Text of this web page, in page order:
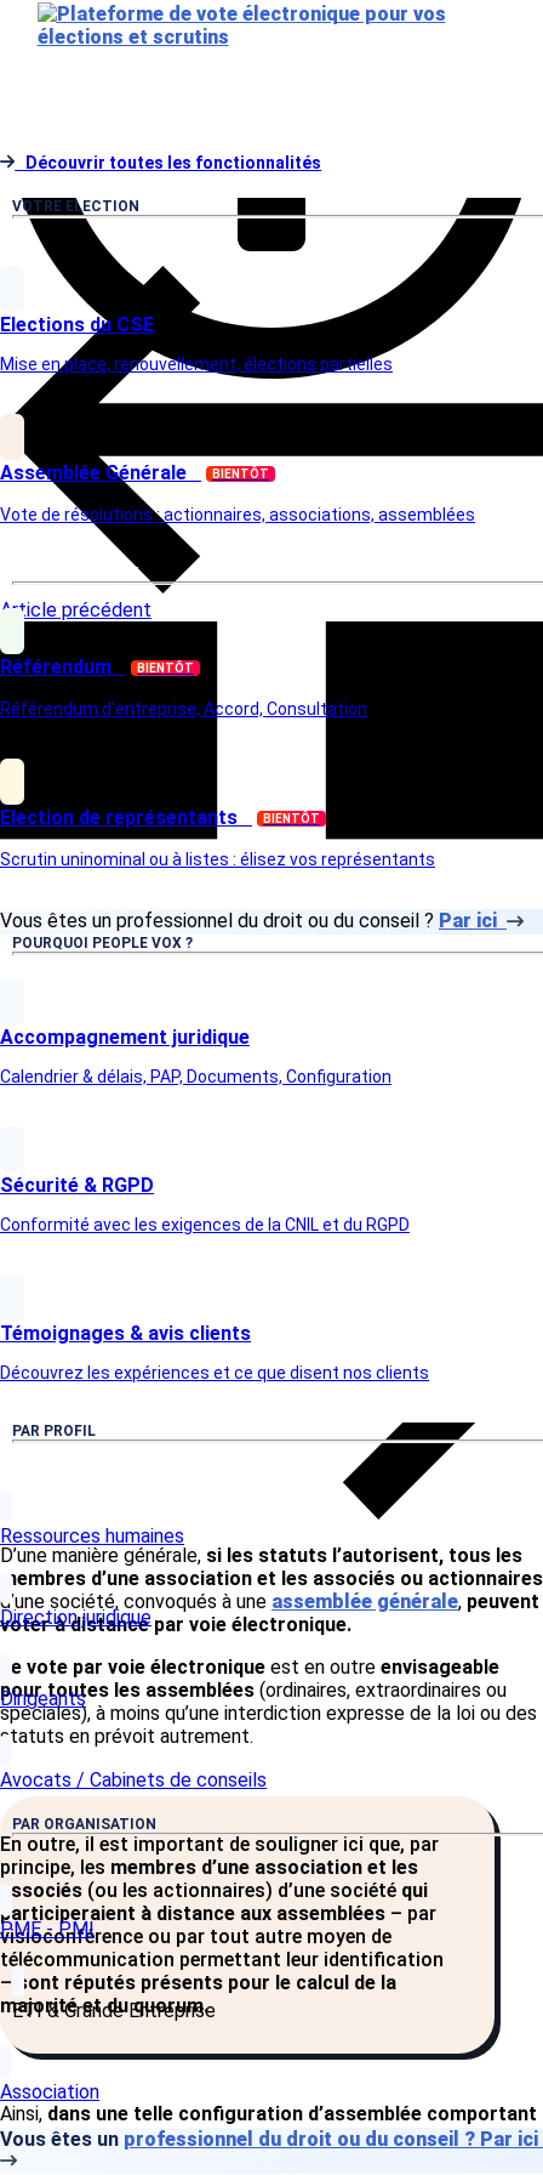
Découvrir toutes les fonctionnalités
VOTRE ELECTION
Elections du CSE
Mise en place, renouvellement, élections partielles
Assemblée Générale BIENTÔT
Vote de résolutions : actionnaires, associations, assemblées
VOTRE ELECTION
Référendum BIENTÔT
Référendum d'entreprise, Accord, Consultation
Election de représentants BIENTÔT
Scrutin uninominal ou à listes : élisez vos représentants
Vous êtes un professionnel du droit ou du conseil ? Par ici
POURQUOI PEOPLE VOX ?
Accompagnement juridique
Calendrier & délais, PAP, Documents, Configuration
Sécurité & RGPD
Conformité avec les exigences de la CNIL et du RGPD
Témoignages & avis clients
Découvrez les expériences et ce que disent nos clients
PAR PROFIL
Ressources humaines
Direction juridique
Dirigeants
Avocats / Cabinets de conseils
PAR ORGANISATION
PME - PMI
ETI & Grande Entreprise
Association
Vous êtes un professionnel du droit ou du conseil ? Par ici
Article précédent
Article suivant
D’une manière générale, si les statuts l’autorisent, tous les
membres d’une association et les associés ou actionnaires
d’une société, convoqués à une assemblée générale, peuvent
voter à distance par voie électronique.
Le vote par voie électronique est en outre envisageable
pour toutes les assemblées (ordinaires, extraordinaires ou
spéciales), à moins qu’une interdiction expresse de la loi ou des
statuts en prévoit autrement.
En outre, il est important de souligner ici que, par
principe, les membres d’une association et les
associés (ou les actionnaires) d’une société qui
participeraient à distance aux assemblées – par
visioconférence ou par tout autre moyen de
télécommunication permettant leur identification
– sont réputés présents pour le calcul de la
majorité et du quorum.
Ainsi, dans une telle configuration d’assemblée comportant
du vote électronique, les règles en vigueur ne changent
pas.